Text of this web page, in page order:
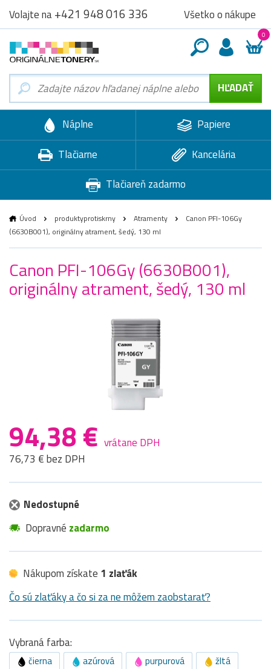
Volajte na+421 948 016 336 Všetko o nákupe
0
Náplne
Papiere
Tlačiarne
Kancelária
Tlačiareň zadarmo
Úvod produktyprotiskrny Atramenty
Canon PFI-106Gy
(6630B001), originálny atrament, šedý, 130 ml
Canon PFI-106Gy (6630B001),
originálny atrament, šedý, 130 ml
94,38 € vrátane DPH
76,73 € bez DPH
Nedostupné
Dopravné zadarmo
Nákupom získate 1 zlaťák
Čo sú zlaťáky a čo si za ne môžem zaobstarať?
Vybraná farba:
čierna azúrová purpurová
žltá